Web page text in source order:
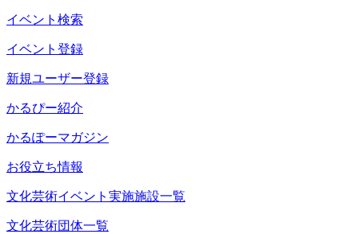
イベント検索
イベント登録
新規ユーザー登録
かるぴー紹介
かるぽーマガジン
お役立ち情報
文化芸術イベント実施施設一覧
文化芸術団体一覧